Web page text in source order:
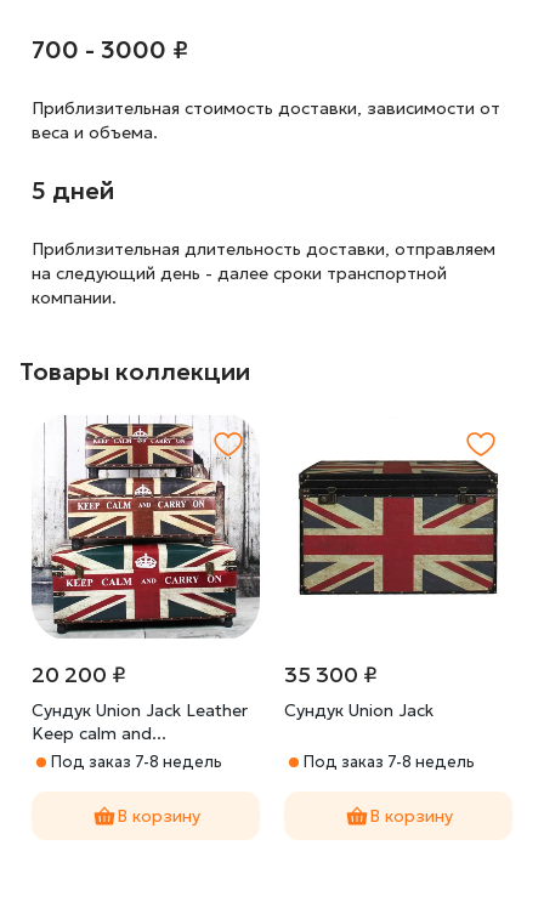
700 - 3000 ₽
Приблизительная стоимость доставки, зависимости от
веса и объема.
5 дней
Приблизительная длительность доставки, отправляем
на следующий день - далее сроки транспортной
компании.
Товары коллекции
20 200 ₽
Сундук Union Jack Leather
Keep calm and...
Под заказ 7-8 недель
В корзину
35 300 ₽
Сундук Union Jack
Под заказ 7-8 недель
В корзину